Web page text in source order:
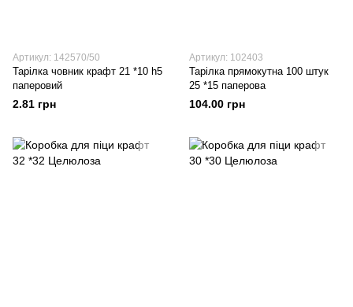
Артикул: 142570/50
Тарілка човник крафт 21 *10 h5
паперовий
2.81 грн
Артикул: 102403
Тарілка прямокутна 100 штук
25 *15 паперова
104.00 грн